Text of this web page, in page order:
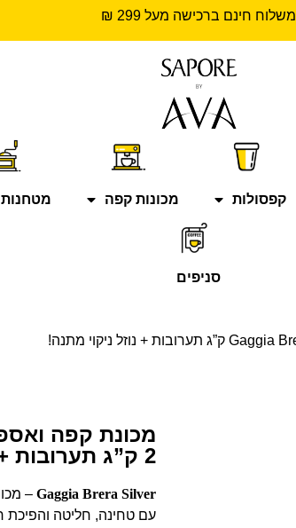
משלוח חינם ברכישה מעל 299 ₪
קפסולות מכונות קפה
סניפים
2 ק”ג תערובות + נוזל ניקוי מתנה!
Gaggia Brera Silver
–
עם טחינה, חליטה והפיכת